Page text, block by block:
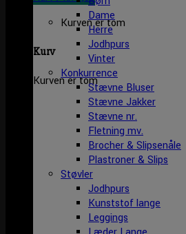
Kurven er tom
Kurv
Kurven er tom
Dame
Herre
Jodhpurs
Vinter
Konkurrence
Stævne Bluser
Stævne Jakker
Stævne nr.
Fletning mv.
Brocher & Slipsenåle
Plastroner & Slips
Støvler
Jodhpurs
Kunststof lange
Leggings